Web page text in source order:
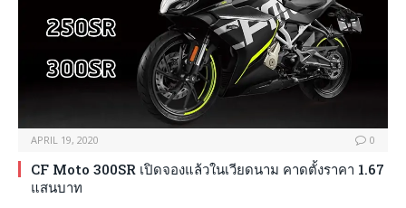
APRIL 19, 2020 0
CF Moto 300SR เปิดจองแล้วในเวียดนาม คาดตั้งราคา 1.67
แสนบาท